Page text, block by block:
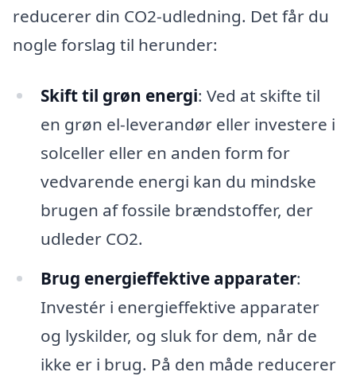
reducerer din CO2-udledning. Det får du
nogle forslag til herunder:
Skift til grøn energi: Ved at skifte til
en grøn el-leverandør eller investere i
solceller eller en anden form for
vedvarende energi kan du mindske
brugen af fossile brændstoffer, der
udleder CO2.
Brug energieffektive apparater:
Investér i energieffektive apparater
og lyskilder, og sluk for dem, når de
ikke er i brug. På den måde reducerer